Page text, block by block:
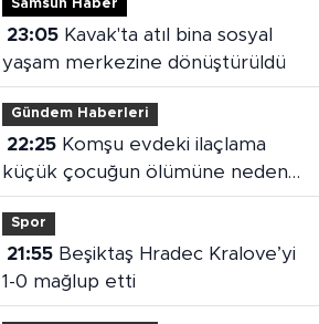
Samsun Haber
23:05Kavak'ta atıl bina sosyal
yaşam merkezine dönüştürüldü
Gündem Haberleri
22:25Komşu evdeki ilaçlama
küçük çocuğun ölümüne neden
oldu
Spor
21:55Beşiktaş Hradec Kralove’yi
1-0 mağlup etti